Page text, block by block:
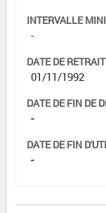
INTERVALLE
-
DATE DE
01/11/1992
DATE DE FIN DE
-
DATE DE FIN
-